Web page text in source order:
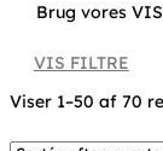
Brug vores
VIS FILTRE
Viser 1–50 af 70